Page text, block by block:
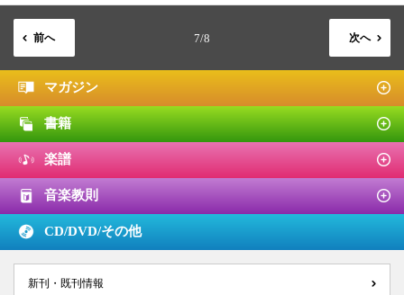
前へ 7/8 次へ
マガジン
書籍
楽譜
音楽教則
CD/DVD/その他
新刊・既刊情報